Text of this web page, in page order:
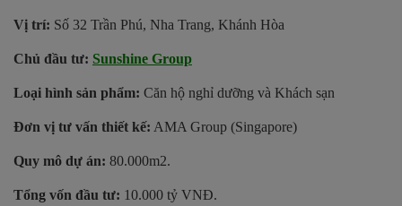
Vị trí: Số 32 Trần Phú, Nha Trang, Khánh Hòa
Chủ đầu tư: Sunshine Group
Loại hình sản phẩm: Căn hộ nghỉ dưỡng và Khách sạn
Đơn vị tư vấn thiết kế: AMA Group (Singapore)
Quy mô dự án: 80.000m2.
Tổng vốn đầu tư: 10.000 tỷ VNĐ.